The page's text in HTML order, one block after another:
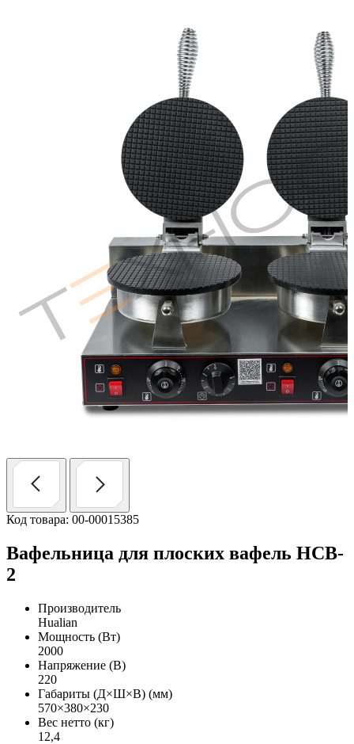
Код товара: 00-00015385
Вафельница для плоских вафель HCB-
2
Производитель
Hualian
Мощность (Вт)
2000
Напряжение (В)
220
Габариты (Д×Ш×В) (мм)
570×380×230
Вес нетто (кг)
12,4